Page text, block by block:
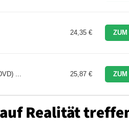
24,35 € ZUM
... 25,87 € ZUM
Realität